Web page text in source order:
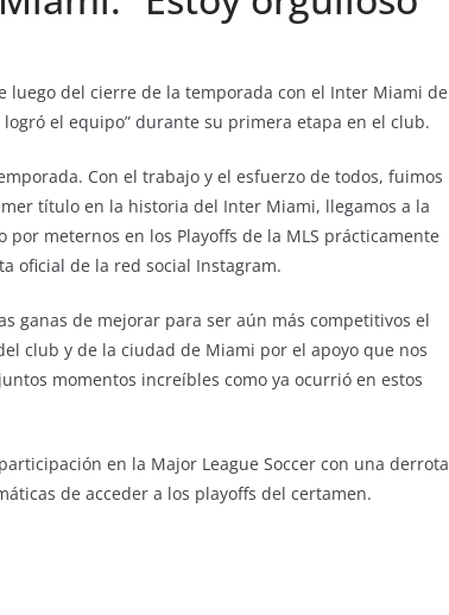
luego del cierre de la temporada con el Inter Miami de
el equipo” durante su primera etapa en el club.
Con el trabajo y el esfuerzo de todos, fuimos
título en la historia del Inter Miami, llegamos a la
meternos en los Playoffs de la MLS prácticamente
oficial de la red social Instagram.
ganas de mejorar para ser aún más competitivos el
club y de la ciudad de Miami por el apoyo que nos
momentos increíbles como ya ocurrió en estos
en la Major League Soccer con una derrota
de acceder a los playoffs del certamen.